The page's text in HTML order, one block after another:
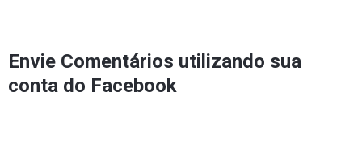
Envie Comentários utilizando sua
conta do Facebook